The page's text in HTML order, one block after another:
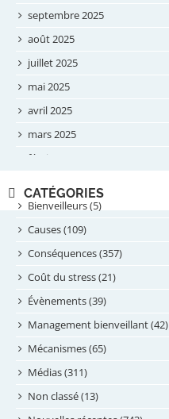
septembre 2025
août 2025
juillet 2025
mai 2025
avril 2025
mars 2025
février 2025
septembre 2024
août 2024
juillet 2024
juin 2024
mai 2024
avril 2024
février 2024
janvier 2024
novembre 2023
CATÉGORIES
Bienveilleurs (5)
Causes (109)
Conséquences (357)
Coût du stress (21)
Évènements (39)
Management bienveillant (42)
Mécanismes (65)
Médias (311)
Non classé (13)